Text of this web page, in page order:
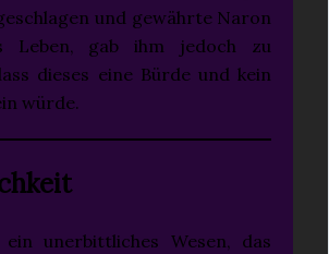
und gewährte Naron
Leben, gab ihm jedoch zu
dieses eine Bürde und kein
würde.
unerbittliches Wesen, das